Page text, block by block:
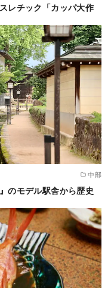
レチック「カッパ大作
中部
のモデル駅舎から歴史